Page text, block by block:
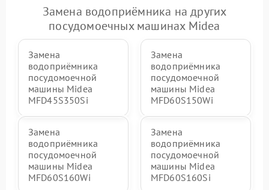
Замена водоприёмника на других
посудомоечных машинах Midea
Замена
водоприёмника
посудомоечной
машины Midea
MFD45S350Si
Замена
водоприёмника
посудомоечной
машины Midea
MFD60S150Wi
Замена
водоприёмника
посудомоечной
машины Midea
MFD60S160Wi
Замена
водоприёмника
посудомоечной
машины Midea
MFD60S160Si